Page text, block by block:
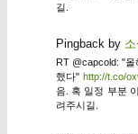
길.
Pingback by
RT @capcold: "
했다" http://t.co/
음. 혹 일정 부분
려주시길.